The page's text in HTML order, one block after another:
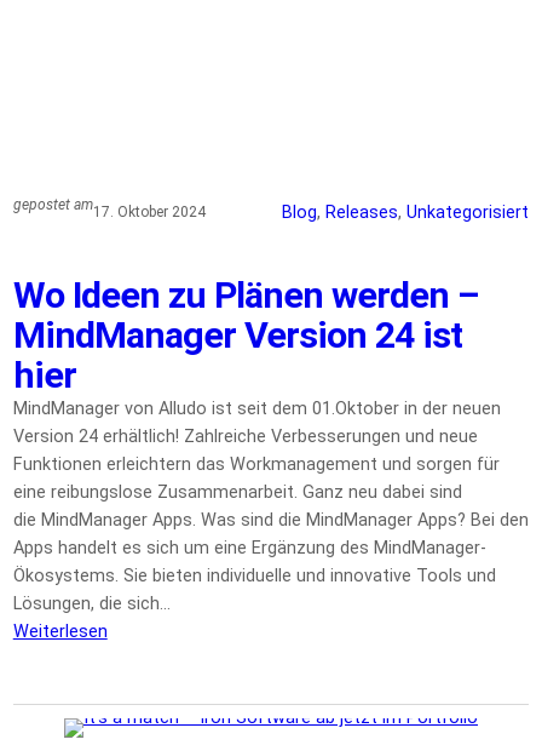
gepostet am17. Oktober 2024 Blog, Releases, Unkategorisiert
Wo Ideen zu Plänen werden –
MindManager Version 24 ist
hier
MindManager von Alludo ist seit dem 01.Oktober in der neuen
Version 24 erhältlich! Zahlreiche Verbesserungen und neue
Funktionen erleichtern das Workmanagement und sorgen für
eine reibungslose Zusammenarbeit. Ganz neu dabei sind
die MindManager Apps. Was sind die MindManager Apps? Bei den
Apps handelt es sich um eine Ergänzung des MindManager-
Ökosystems. Sie bieten individuelle und innovative Tools und
Lösungen, die sich…
Weiterlesen